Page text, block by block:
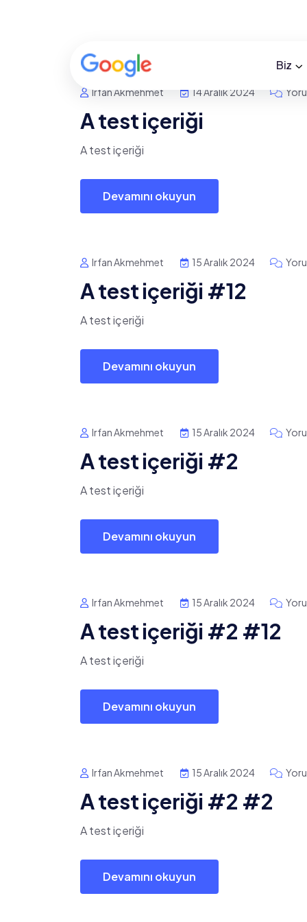
Biz
Irfan Akmehmet 14 Aralık 2024
A test içeriği
A test içeriği
Devamını okuyun
Irfan Akmehmet 15 Aralık 2024
A test içeriği #12
A test içeriği
Devamını okuyun
Irfan Akmehmet 15 Aralık 2024
A test içeriği #2
A test içeriği
Devamını okuyun
Irfan Akmehmet 15 Aralık 2024
A test içeriği #2 #12
A test içeriği
Devamını okuyun
Irfan Akmehmet 15 Aralık 2024
A test içeriği #2 #2
A test içeriği
Devamını okuyun